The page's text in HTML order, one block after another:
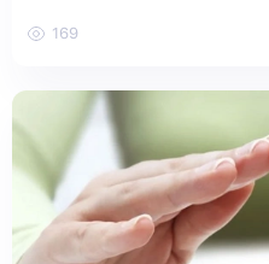
169